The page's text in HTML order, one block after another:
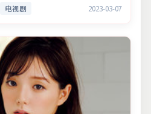
电视剧 2023-03-07